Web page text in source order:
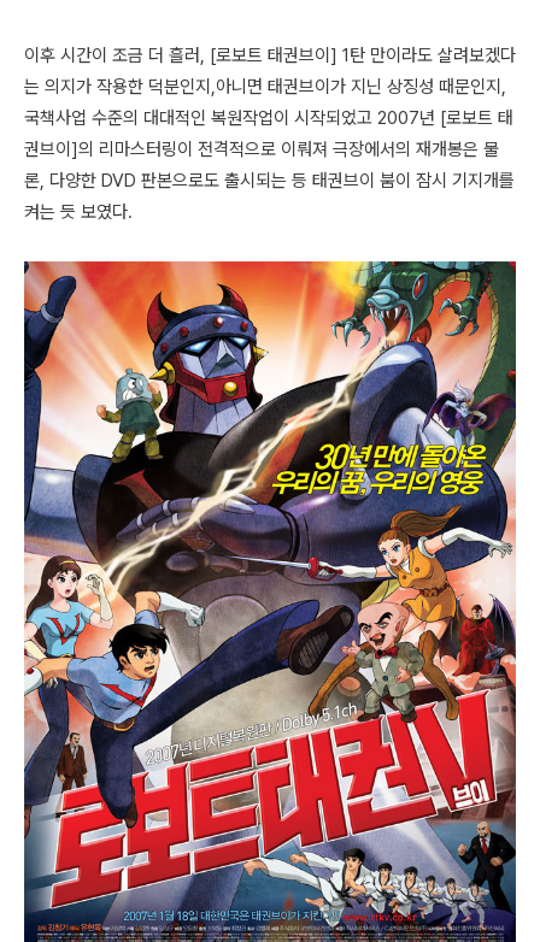
이후 시간이 조금 더 흘러, [로보트 태권브이] 1탄 만이라도 살려보겠다
는 의지가 작용한 덕분인지,아니면 태권브이가 지닌 상징성 때문인지,
국책사업 수준의 대대적인 복원작업이 시작되었고 2007년 [로보트 태
권브이]의 리마스터링이 전격적으로 이뤄져 극장에서의 재개봉은 물
론, 다양한 DVD 판본으로도 출시되는 등 태권브이 붐이 잠시 기지개를
켜는 듯 보였다.